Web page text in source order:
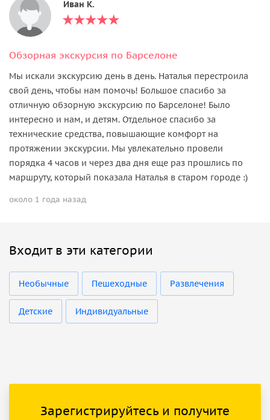
Иван К.
Обзорная экскурсия по Барселоне
Мы искали экскурсию день в день. Наталья перестроила
свой день, чтобы нам помочь! Большое спасибо за
отличную обзорную экскурсию по Барселоне! Было
интересно и нам, и детям. Отдельное спасибо за
технические средства, повышающие комфорт на
протяжении экскурсии. Мы увлекательно провели
порядка 4 часов и через два дня еще раз прошлись по
маршруту, который показала Наталья в старом городе :)
около 1 года назад
Входит в эти категории
Необычные Пешеходные Развлечения
Детские Индивидуальные
Зарегистрируйтесь и получите